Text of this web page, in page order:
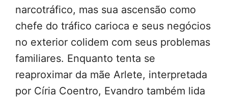
narcotráfico, mas sua ascensão como
chefe do tráfico carioca e seus negócios
no exterior colidem com seus problemas
familiares. Enquanto tenta se
reaproximar da mãe Arlete, interpretada
por Círia Coentro, Evandro também lida